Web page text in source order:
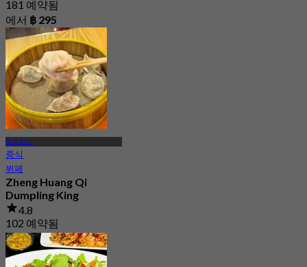
181 예약됨
에서 ฿ 295
랏프라오
중식
뷔페
Zheng Huang Qi
Dumpling King
4.8
102 예약됨
에서฿ 129